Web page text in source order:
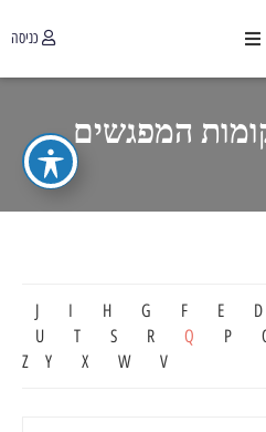
כניסה
המפגשים
D
E
F
G
H
I
J
P
Q
R
S
T
U
V
W
X
Y
Z